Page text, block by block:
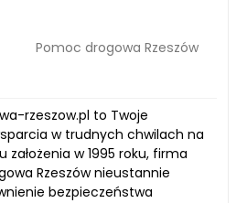
Pomoc drogowa Rzeszów
rzeszow.pl to Twoje
w trudnych chwilach na
w 1995 roku, firma
Rzeszów nieustannie
bezpieczeństwa